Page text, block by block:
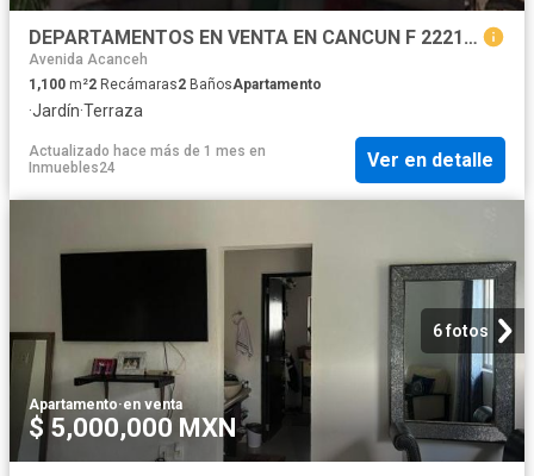
DEPARTAMENTOS EN VENTA EN CANCUN F 2221, DE 2 O 3 REC. DESDE $8,200,000
Avenida Acanceh
1,100 m²2 Recámaras2 BañosApartamento
·Jardín·Terraza
Actualizado hace más de 1 mes en
Inmuebles24
Ver en detalle
6 fotos
Apartamento·en venta
$ 5,000,000 MXN